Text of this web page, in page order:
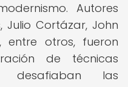
Autores
Julio Cortázar, John
entre otros, fueron
de técnicas
desafiaban las